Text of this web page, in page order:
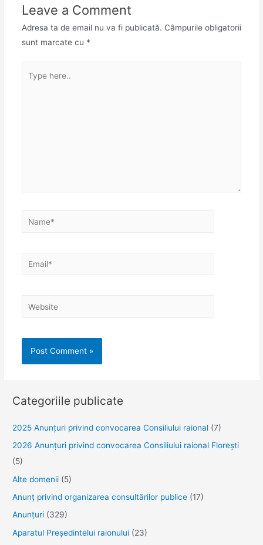
Leave a Comment
Adresa ta de email nu va fi publicată. Câmpurile obligatorii
sunt marcate cu *
here..
Name*
Email*
Website
Categoriile publicate
2025 Anunţuri privind convocarea Consiliului raional (7)
2026 Anunțuri privind convocarea Consiliului raional Florești
(5)
Alte domenii (5)
Anunţ privind organizarea consultărilor publice (17)
Anunţuri (329)
Aparatul Preşedintelui raionului (23)